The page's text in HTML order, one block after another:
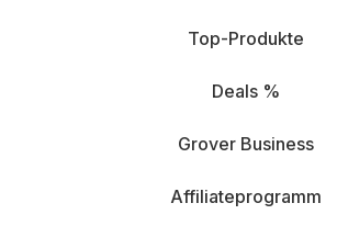
Top-Produkte
Deals %
Grover Business
Affiliateprogramm